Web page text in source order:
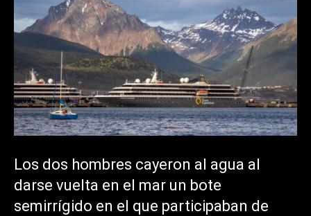
Los dos hombres cayeron al agua al
darse vuelta en el mar un bote
semirrígido en el que participaban de